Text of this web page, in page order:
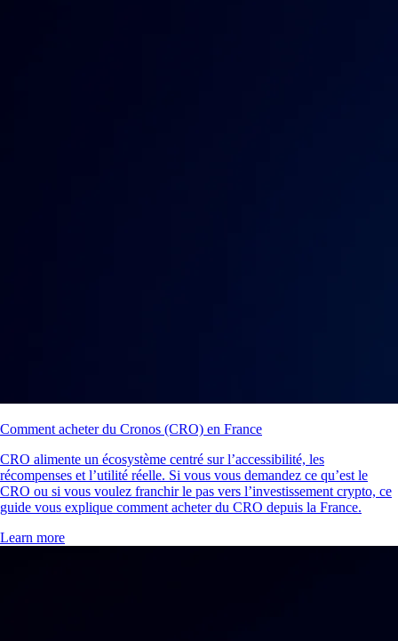
Comment acheter du Cronos (CRO) en France
CRO alimente un écosystème centré sur l’accessibilité, les
récompenses et l’utilité réelle. Si vous vous demandez ce qu’est le
CRO ou si vous voulez franchir le pas vers l’investissement crypto, ce
guide vous explique comment acheter du CRO depuis la France.
Learn more